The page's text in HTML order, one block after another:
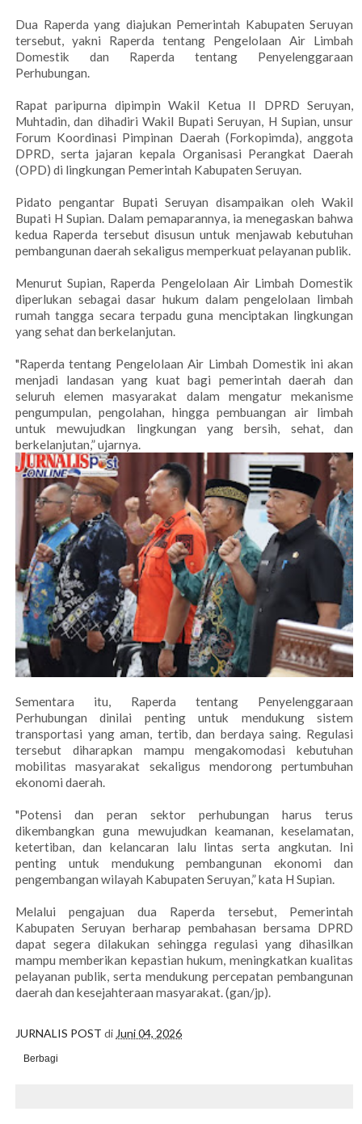
Dua Raperda yang diajukan Pemerintah Kabupaten Seruyan
tersebut, yakni Raperda tentang Pengelolaan Air Limbah
Domestik dan Raperda tentang Penyelenggaraan
Perhubungan.
Rapat paripurna dipimpin Wakil Ketua II DPRD Seruyan,
Muhtadin, dan dihadiri Wakil Bupati Seruyan, H Supian, unsur
Forum Koordinasi Pimpinan Daerah (Forkopimda), anggota
DPRD, serta jajaran kepala Organisasi Perangkat Daerah
(OPD) di lingkungan Pemerintah Kabupaten Seruyan.
Pidato pengantar Bupati Seruyan disampaikan oleh Wakil
Bupati H Supian. Dalam pemaparannya, ia menegaskan bahwa
kedua Raperda tersebut disusun untuk menjawab kebutuhan
pembangunan daerah sekaligus memperkuat pelayanan publik.
Menurut Supian, Raperda Pengelolaan Air Limbah Domestik
diperlukan sebagai dasar hukum dalam pengelolaan limbah
rumah tangga secara terpadu guna menciptakan lingkungan
yang sehat dan berkelanjutan.
"Raperda tentang Pengelolaan Air Limbah Domestik ini akan
menjadi landasan yang kuat bagi pemerintah daerah dan
seluruh elemen masyarakat dalam mengatur mekanisme
pengumpulan, pengolahan, hingga pembuangan air limbah
untuk mewujudkan lingkungan yang bersih, sehat, dan
berkelanjutan,” ujarnya.
Sementara itu, Raperda tentang Penyelenggaraan
Perhubungan dinilai penting untuk mendukung sistem
transportasi yang aman, tertib, dan berdaya saing. Regulasi
tersebut diharapkan mampu mengakomodasi kebutuhan
mobilitas masyarakat sekaligus mendorong pertumbuhan
ekonomi daerah.
"Potensi dan peran sektor perhubungan harus terus
dikembangkan guna mewujudkan keamanan, keselamatan,
ketertiban, dan kelancaran lalu lintas serta angkutan. Ini
penting untuk mendukung pembangunan ekonomi dan
pengembangan wilayah Kabupaten Seruyan,” kata H Supian.
Melalui pengajuan dua Raperda tersebut, Pemerintah
Kabupaten Seruyan berharap pembahasan bersama DPRD
dapat segera dilakukan sehingga regulasi yang dihasilkan
mampu memberikan kepastian hukum, meningkatkan kualitas
pelayanan publik, serta mendukung percepatan pembangunan
daerah dan kesejahteraan masyarakat. (gan/jp).
JURNALIS POST di Juni 04, 2026
Berbagi